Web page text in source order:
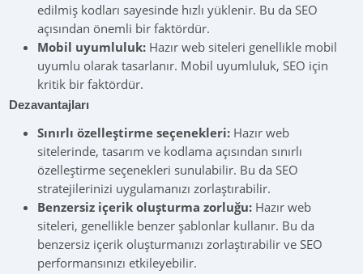
edilmiş kodları sayesinde hızlı yüklenir. Bu da SEO
açısından önemli bir faktördür.
Mobil uyumluluk: Hazır web siteleri genellikle mobil
uyumlu olarak tasarlanır. Mobil uyumluluk, SEO için
kritik bir faktördür.
Dezavantajları
Sınırlı özelleştirme seçenekleri: Hazır web
sitelerinde, tasarım ve kodlama açısından sınırlı
özelleştirme seçenekleri sunulabilir. Bu da SEO
stratejilerinizi uygulamanızı zorlaştırabilir.
Benzersiz içerik oluşturma zorluğu: Hazır web
siteleri, genellikle benzer şablonlar kullanır. Bu da
benzersiz içerik oluşturmanızı zorlaştırabilir ve SEO
performansınızı etkileyebilir.